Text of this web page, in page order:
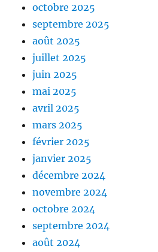
octobre 2025
septembre 2025
août 2025
juillet 2025
juin 2025
mai 2025
avril 2025
mars 2025
février 2025
janvier 2025
décembre 2024
novembre 2024
octobre 2024
septembre 2024
août 2024